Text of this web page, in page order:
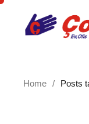
Skip
content
Home Posts